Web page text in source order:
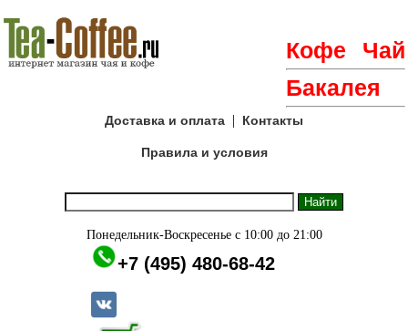
Кофе
Чай
Бакалея
Доставка и оплата | Контакты
Правила и условия
Понедельник-Воскресенье с 10:00 до 21:00
+7 (495) 480-68-42